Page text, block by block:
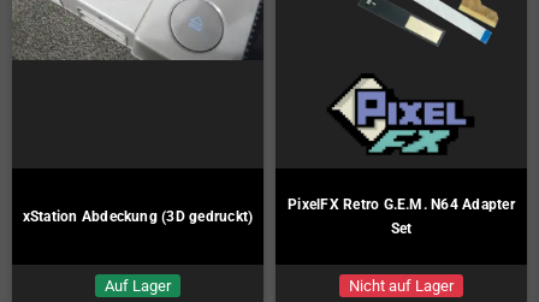
xStation Abdeckung (3D gedruckt)
Auf Lager
PixelFX Retro G.E.M. N64 Adapter
Set
Nicht auf Lager